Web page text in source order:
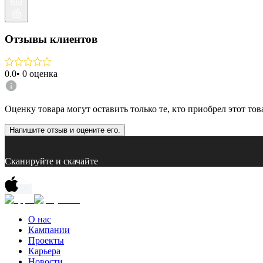
Отзывы клиентов
0.0• 0 оценка
Оценку товара могут оставить только те, кто приобрел этот
Напишите отзыв и оцените его.
Сканируйте и скачайте
О нас
Кампании
Проекты
Карьера